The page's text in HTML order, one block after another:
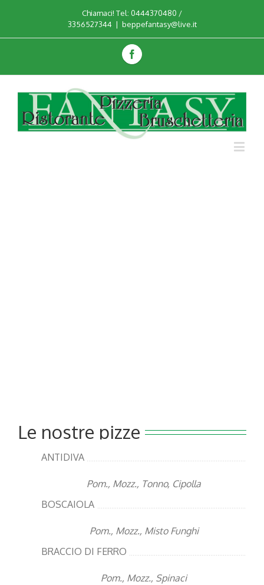
Chiamaci! Tel: 0444370480 /
3356527344 | beppefantasy@live.it
Le nostre pizze
ANTIDIVA
Pom., Mozz., Tonno, Cipolla
BOSCAIOLA
Pom., Mozz., Misto Funghi
BRACCIO DI FERRO
Pom., Mozz., Spinaci